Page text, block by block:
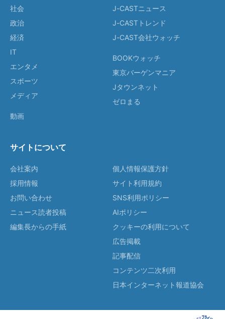
社会
政治
経済
IT
エンタメ
スポーツ
メディア
動画
J-CASTニュース
J-CASTトレンド
J-CAST会社ウォッチ
BOOKウォッチ
東京バーゲンマニア
Jタウンネット
ゼロまる
サイトについて
会社案内
採用情報
お問い合わせ
ニュース読者投稿
編集長からの手紙
個人情報保護方針
サイト利用規約
SNS利用ポリシー
AIポリシー
クッキーの利用について
広告掲載
記事配信
コンテンツ二次利用
日本インターネット報道協会